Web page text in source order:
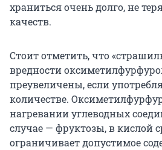
храниться очень долго, не
качеств.
Стоит отметить, что
вредности
преувеличены, если
количестве.
нагревании углеводных
случае — фруктозы, в кислой
ограничивает допустимое